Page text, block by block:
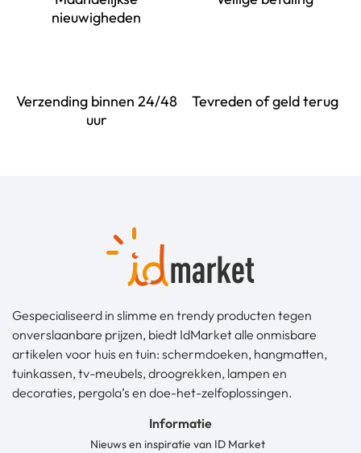
nieuwigheden
Verzending binnen 24/48
uur
Tevreden of geld terug
Gespecialiseerd in slimme en trendy producten tegen
onverslaanbare prijzen, biedt IdMarket alle onmisbare
artikelen voor huis en tuin: schermdoeken, hangmatten,
tuinkassen, tv-meubels, droogrekken, lampen en
decoraties, pergola’s en doe-het-zelfoplossingen.
Informatie
Nieuws en inspiratie van ID Market